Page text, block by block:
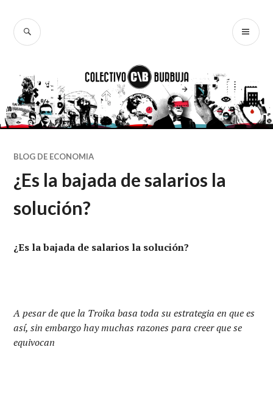
contenido
BUSCAR
BLOG DE ECONOMIA
¿Es la bajada de salarios la
solución?
¿Es la bajada de salarios la solución?
A pesar de que la Troika basa toda su estrategia en que es
así, sin embargo hay muchas razones para creer que se
equivocan